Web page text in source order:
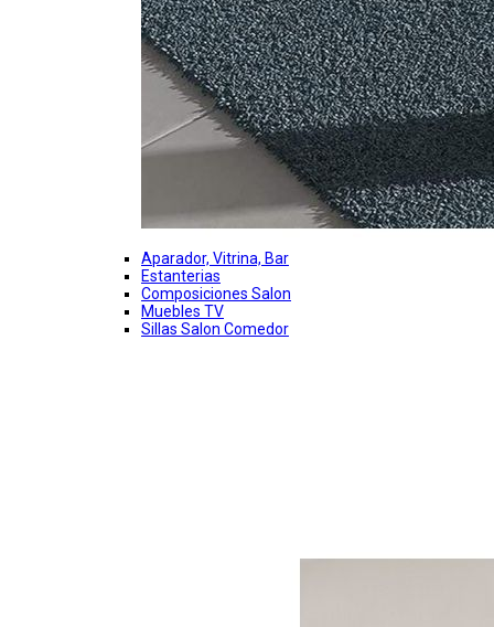
Aparador, Vitrina, Bar
Estanterias
Composiciones Salon
Muebles TV
Sillas Salon Comedor